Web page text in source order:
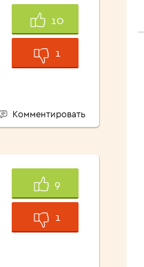
10
1
Комментировать
9
1